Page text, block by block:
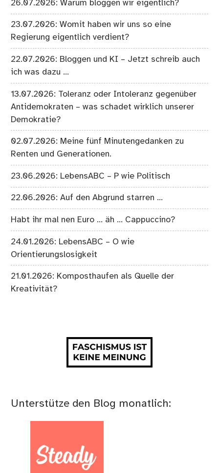
26.07.2026: Warum bloggen wir eigentlich?
23.07.2026: Womit haben wir uns so eine
Regierung eigentlich verdient?
22.07.2026: Bloggen und KI – Jetzt schreib auch
ich was dazu …
13.07.2026: Toleranz oder Intoleranz gegenüber
Antidemokraten – was schadet wirklich unserer
Demokratie?
02.07.2026: Meine fünf Minutengedanken zu
Renten und Generationen.
23.06.2026: LebensABC – P wie Politisch
22.06.2026: Auf den Abgrund starren …
Habt ihr mal nen Euro … äh … Cappuccino?
24.01.2026: LebensABC – O wie
Orientierungslosigkeit
21.01.2026: Komposthaufen als Quelle der
Kreativität?
Unterstütze den Blog monatlich: